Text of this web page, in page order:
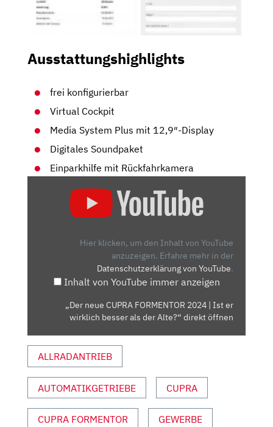
Ausstattungshighlights
frei konfigurierbar
Virtual Cockpit
Media System Plus mit 12,9″-Display
Digitales Soundpaket
Einparkhilfe mit Rückfahrkamera
WIRKLICH
DER
ALTE?“
YOUTUBE
ANZEIGEN
Hier klicken, um den Inhalt von YouTube
anzuzeigen. Erfahre mehr in der
Datenschutzerklärung von YouTube.
Inhalt von YouTube immer anzeigen
„Der neue CUPRA FORMENTOR 2024 | Ist er
wirklich besser als der Alte?“ direkt öffnen
ALLRADANTRIEB
AUTOMATIKGETRIEBE CUPRA
CUPRA FORMENTOR GEWERBE